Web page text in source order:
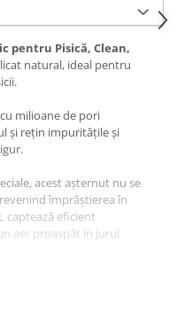
pentru Pisică, Clean,
natural, ideal pentru
milioane de pori
și rețin impuritățile și
acest așternut nu se
împrăștierea în
captează eficient
aer proaspăt în jurul
pentru pisicile sensibile,